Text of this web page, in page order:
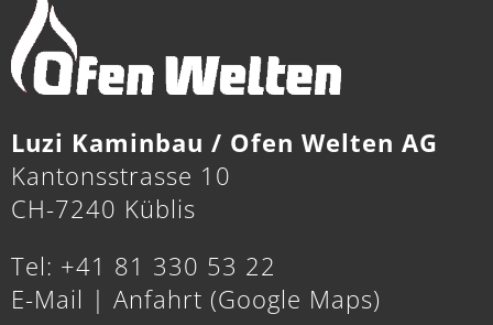
Luzi Kaminbau / Ofen Welten AG
Kantonsstrasse 10
CH-7240 Küblis
Tel: +41 81 330 53 22
E-Mail | Anfahrt (Google Maps)